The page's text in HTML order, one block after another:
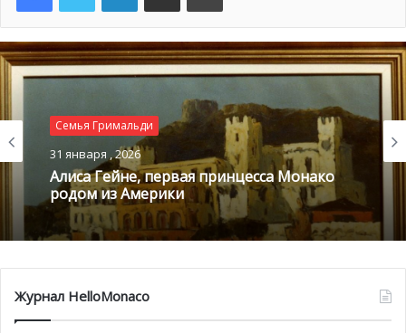
является обладательницей Гран-при по гимнастике от
любознательной Стефании поистине впечатляет –
помимо прочего, это плавание, водные и горные лыжи.
Семья Гримальди
31 января , 2026
Алиса Гейне, первая принцесса Монако
родом из Америки
Журнал HelloMonaco